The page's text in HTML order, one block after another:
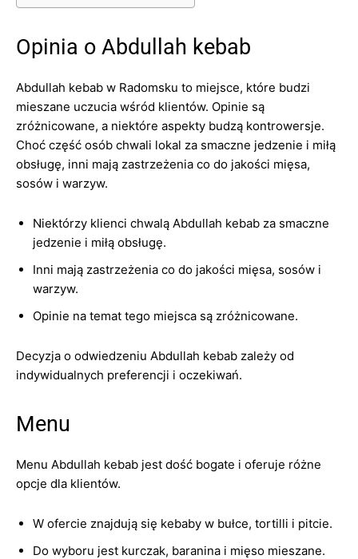
Opinia o Abdullah kebab
Abdullah kebab w Radomsku to miejsce, które budzi
mieszane uczucia wśród klientów. Opinie są
zróżnicowane, a niektóre aspekty budzą kontrowersje.
Choć część osób chwali lokal za smaczne jedzenie i miłą
obsługę, inni mają zastrzeżenia co do jakości mięsa,
sosów i warzyw.
Niektórzy klienci chwalą Abdullah kebab za smaczne
jedzenie i miłą obsługę.
Inni mają zastrzeżenia co do jakości mięsa, sosów i
warzyw.
Opinie na temat tego miejsca są zróżnicowane.
Decyzja o odwiedzeniu Abdullah kebab zależy od
indywidualnych preferencji i oczekiwań.
Menu
Menu Abdullah kebab jest dość bogate i oferuje różne
opcje dla klientów.
W ofercie znajdują się kebaby w bułce, tortilli i pitcie.
Do wyboru jest kurczak, baranina i mięso mieszane.